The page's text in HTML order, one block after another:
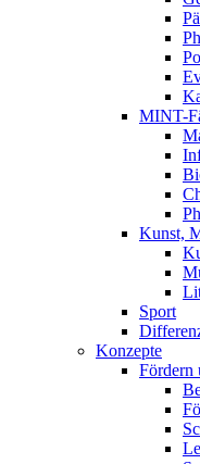
MINT-
Kunst,
Sport
Konzepte
Fördern